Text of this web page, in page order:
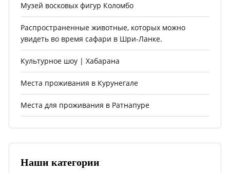
Музей восковых фигур Коломбо
Распространенные животные, которых можно
увидеть во время сафари в Шри-Ланке.
Культурное шоу | Хабарана
Места проживания в Курунегале
Места для проживания в Ратнапуре
Наши категории